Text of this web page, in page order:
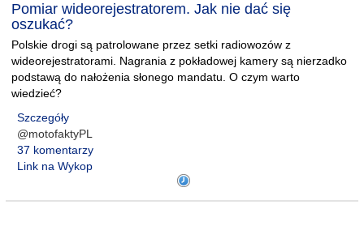
Pomiar wideorejestratorem. Jak nie dać się
oszukać?
Polskie drogi są patrolowane przez setki radiowozów z
wideorejestratorami. Nagrania z pokładowej kamery są nierzadko
podstawą do nałożenia słonego mandatu. O czym warto
wiedzieć?
Szczegóły
@motofaktyPL
37 komentarzy
Link na Wykop